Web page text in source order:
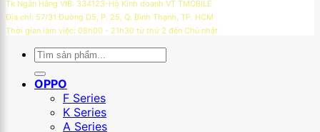
Tk Ngân Hàng VIB: 334123-Hộ Kinh doanh VT TMOBILE
Địa chỉ: 57/31 Đường D5, P. 25, Q. Bình Thạnh, TP. HCM
Thời gian làm việc: 08h00 - 21h30 từ thứ 2 đến Chủ nhật
Tìm
OPPO
F Series
K Series
A Series